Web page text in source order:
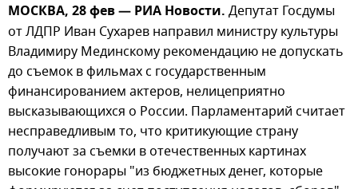
МОСКВА, 28 фев — РИА Новости. Депутат Госдумы
от ЛДПР Иван Сухарев направил министру культуры
Владимиру Мединскому рекомендацию не допускать
до съемок в фильмах с государственным
финансированием актеров, нелицеприятно
высказывающихся о России. Парламентарий считает
несправедливым то, что критикующие страну
получают за съемки в отечественных картинах
высокие гонорары "из бюджетных денег, которые